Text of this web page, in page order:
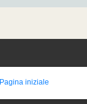
Pagina iniziale